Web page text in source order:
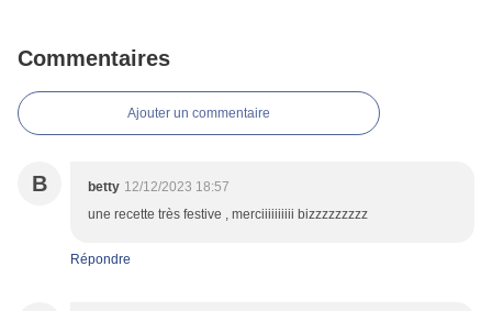
Commentaires
Ajouter un commentaire
B betty 12/12/2023 18:57
une recette très festive , merciiiiiiiiii bizzzzzzzzz
Répondre